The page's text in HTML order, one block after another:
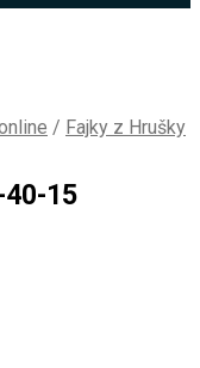
/ Fajky z Hrušky
40-15